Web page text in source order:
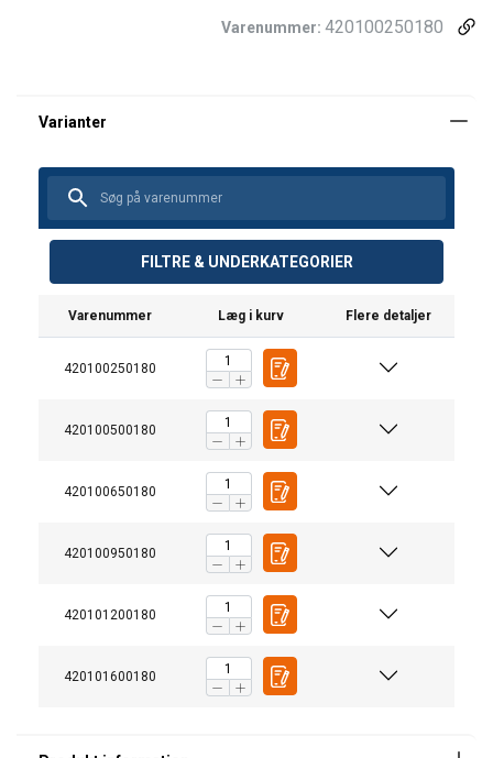
Varenummer: 420100250180
FILTRE & UNDERKATEGORIER
Varenummer Læg i kurv Flere detaljer
420100250180
420100500180
420100650180
420100950180
420101200180
420101600180